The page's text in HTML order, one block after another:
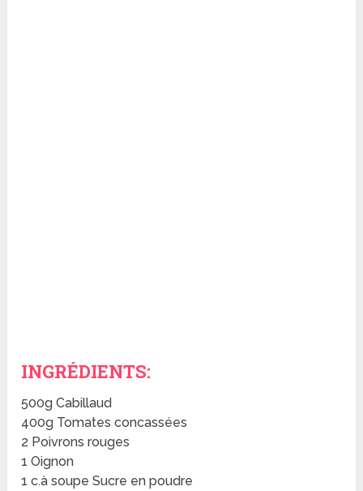
INGRÉDIENTS:
500g Cabillaud
400g Tomates concassées
2 Poivrons rouges
1 Oignon
1 c.à soupe Sucre en poudre